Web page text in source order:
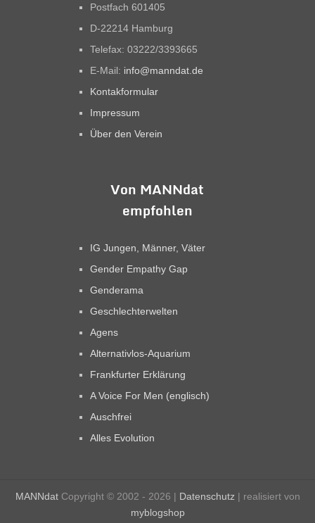
Postfach 601405
D-22214 Hamburg
Telefax: 03222/3393665
E-Mail: info@manndat.de
Kontakformular
Impressum
Über den Verein
Von MANNdat
empfohlen
IG Jungen, Männer, Väter
Gender Empathy Gap
Genderama
Geschlechterwelten
Agens
Alternativlos-Aquarium
Frankfurter Erklärung
A Voice For Men (englisch)
Auschfrei
Alles Evolution
MANNdatCopyright © 2002 - 2026 | Datenschutz | realisiert von
myblogshop